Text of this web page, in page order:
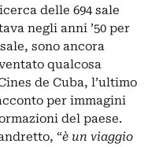
delle 694 sale
negli anni ’50 per
sono ancora
qualcosa
de Cuba, l’ultimo
per immagini
del paese.
“è un viaggio